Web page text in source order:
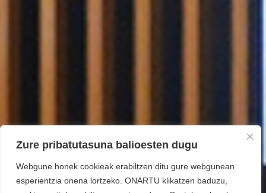
Zure pribatutasuna balioesten dugu
Webgune honek cookieak erabiltzen ditu gure webgunean
esperientzia onena lortzeko. ONARTU klikatzen baduzu,